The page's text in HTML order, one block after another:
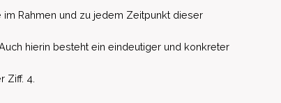
Rahmen und zu jedem Zeitpunkt dieser
hierin besteht ein eindeutiger und konkreter
Ziff. 4.